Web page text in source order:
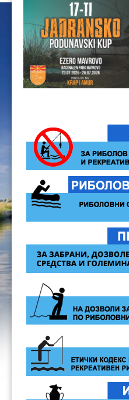
ЦЕНОВНИЦИ 2020
ЦЕНОВНИЦИ 2018
ЦЕНОВНИЦИ 2017
ЦЕНОВНИЦИ 2016